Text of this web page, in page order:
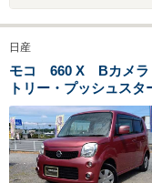
日産
モコ 660 X Bカメラ
トリー・プッシュス
USBポート・ライト